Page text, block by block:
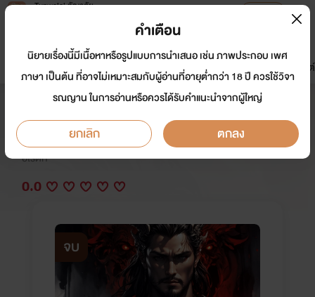
Tunwalai ธัญวลัย
หน้าแรก นิยาย อีบุ๊ก การ์ตูน
มาใหม่
ดรีมแชท ธัญลิสต์
ทัพอสูร
นักเขียน: ณิการ์
อีโรติก
0.0
จบ
คำเตือน
นิยายเรื่องนี้มีเนื้อหาหรือรูปแบบการนำเสนอ เช่น ภาพประกอบ เพศ
ภาษา เป็นต้น ที่อาจไม่เหมาะสมกับผู้อ่านที่อายุต่ำกว่า 18 ปี ควรใช้วิจา
รณญาน ในการอ่านหรือควรได้รับคำแนะนำจากผู้ใหญ่
ยกเลิก ตกลง